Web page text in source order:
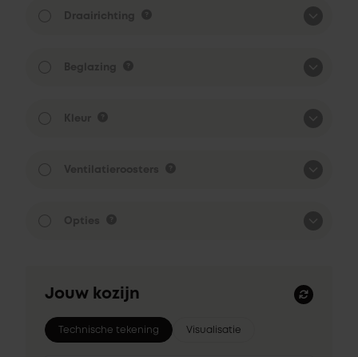
Jouw kozijn
Technische tekening Visualisatie